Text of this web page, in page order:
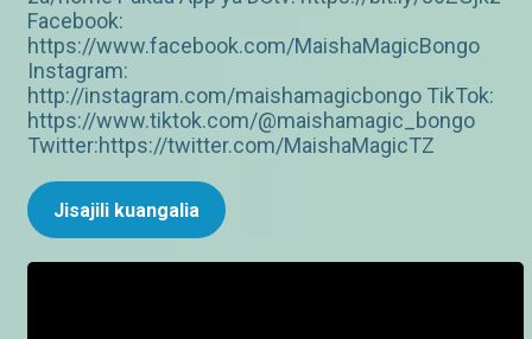
Facebook:
https://www.facebook.com/MaishaMagicBongo
Instagram:
http://instagram.com/maishamagicbongo TikTok:
https://www.tiktok.com/@maishamagic_bongo
Twitter:https://twitter.com/MaishaMagicTZ
Jisajili kuangalia